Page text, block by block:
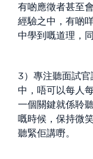
有啲應徵者甚至
經驗之中，有啲
中學到嘅道理，
3）專注聽面試
中，唔可以每人
一個關鍵就係聆
嘅時候，保持微
聽緊佢講嘢。